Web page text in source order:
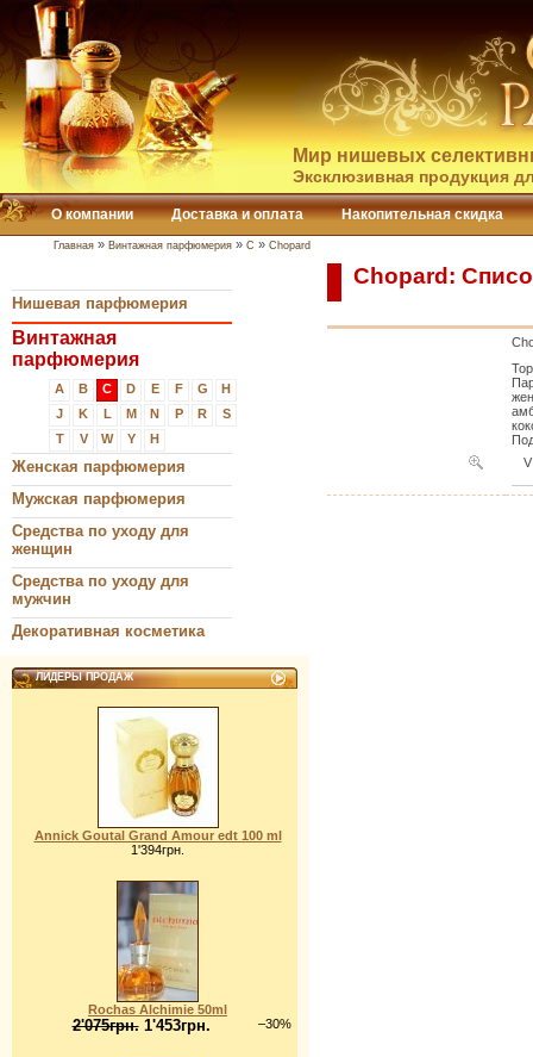
Мир нишевых
Эксклюзивная продукция
О компании Доставка и оплата Накопительная скидка
Главная » Винтажная парфюмерия » C » Chopard
Нишевая парфюмерия
Винтажная
парфюмерия
A B C D E F G
H
J
K L M N P R
S
T
V W Y Н
Женская парфюмерия
Мужская парфюмерия
Средства по уходу для
женщин
Средства по уходу для
мужчин
Декоративная косметика
ЛИДЕРЫ ПРОДАЖ
Annick Goutal Grand Amour edt 100 ml
1'394грн.
Rochas Alchimie 50ml
–30%
2'075грн.1'453грн.
Chopard:
V